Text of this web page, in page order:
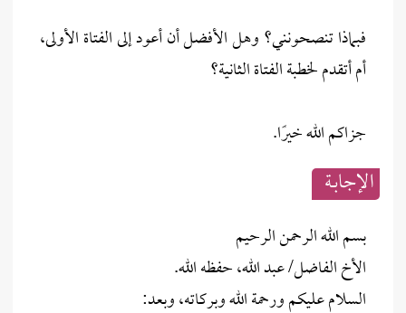
فبماذا تنصحونني؟ وهل الأفضل أن أعود إلى الفتاة الأولى،
أم أتقدم لخطبة الفتاة الثانية؟
جزاكم الله خيرًا.
الإجابــة
بسم الله الرحمن الرحيم
الأخ الفاضل/ عبد الله، حفظه الله.
السلام عليكم ورحمة الله وبركاته، وبعد: